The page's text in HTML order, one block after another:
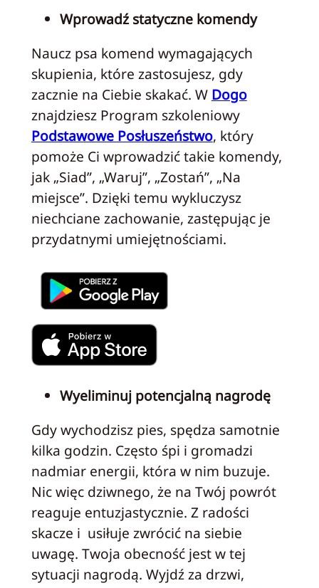
Wprowadź statyczne komendy
Naucz psa komend wymagających
skupienia, które zastosujesz, gdy
zacznie na Ciebie skakać. W Dogo
znajdziesz Program szkoleniowy
Podstawowe Posłuszeństwo, który
pomoże Ci wprowadzić takie komendy,
jak „Siad”, „Waruj”, „Zostań”, „Na
miejsce”. Dzięki temu wykluczysz
niechciane zachowanie, zastępując je
przydatnymi umiejętnościami.
Wyeliminuj potencjalną nagrodę
Gdy wychodzisz pies, spędza samotnie
kilka godzin. Często śpi i gromadzi
nadmiar energii, która w nim buzuje.
Nic więc dziwnego, że na Twój powrót
reaguje entuzjastycznie. Z radości
skacze i usiłuje zwrócić na siebie
uwagę. Twoja obecność jest w tej
sytuacji nagrodą. Wyjdź za drzwi,